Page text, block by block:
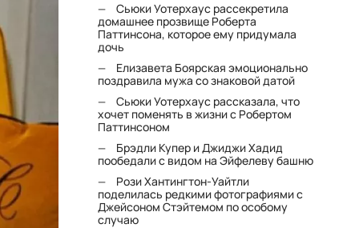
Сьюки Уотерхаус рассекретила
домашнее прозвище Роберта
Паттинсона, которое ему придумала
дочь
Елизавета Боярская эмоционально
поздравила мужа со знаковой датой
Сьюки Уотерхаус рассказала, что
хочет поменять в жизни с Робертом
Паттинсоном
Брэдли Купер и Джиджи Хадид
пообедали с видом на Эйфелеву башню
Рози Хантингтон-Уайтли
поделилась редкими фотографиями с
Джейсоном Стэйтемом по особому
случаю